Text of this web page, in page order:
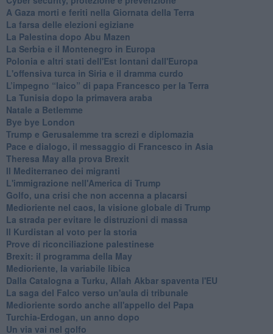
A Gaza morti e feriti nella Giornata della Terra
La farsa delle elezioni egiziane
La Palestina dopo Abu Mazen
La Serbia e il Montenegro in Europa
Polonia e altri stati dell'Est lontani dall'Europa
L'offensiva turca in Siria e il dramma curdo
L’impegno “laico” di papa Francesco per la Terra
La Tunisia dopo la primavera araba
Natale a Betlemme
Bye bye London
Trump e Gerusalemme tra screzi e diplomazia
Pace e dialogo, il messaggio di Francesco in Asia
Theresa May alla prova Brexit
Il Mediterraneo dei migranti
L'immigrazione nell'America di Trump
Golfo, una crisi che non accenna a placarsi
Medioriente nel caos, la visione globale di Trump
La strada per evitare le distruzioni di massa
Il Kurdistan al voto per la storia
Prove di riconciliazione palestinese
Brexit: il programma della May
Medioriente, la variabile libica
Dalla Catalogna a Turku, Allah Akbar spaventa l'EU
La saga del Falco verso un'aula di tribunale
Medioriente sordo anche all'appello del Papa
Turchia-Erdogan, un anno dopo
Un via vai nel golfo